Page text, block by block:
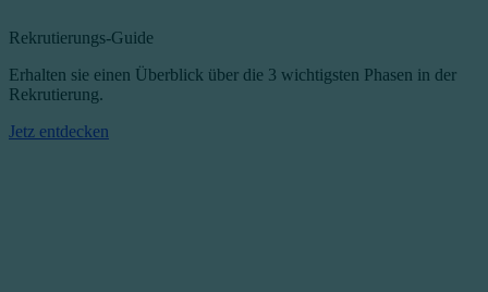
Rekrutierungs-Guide
Erhalten sie einen Überblick über die 3 wichtigsten Phasen in der
Rekrutierung.
Jetz entdecken